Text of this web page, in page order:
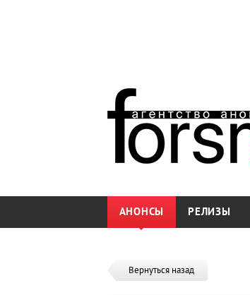
АНОНСЫ РЕЛИЗЫ
Вернуться назад